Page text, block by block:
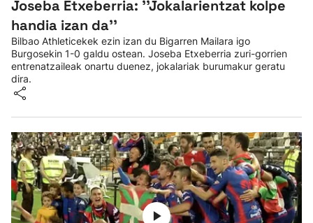
Joseba Etxeberria: ''Jokalarientzat kolpe
handia izan da''
Bilbao Athleticekek ezin izan du Bigarren Mailara igo
Burgosekin 1-0 galdu ostean. Joseba Etxeberria zuri-gorrien
entrenatzaileak onartu duenez, jokalariak burumakur geratu
dira.